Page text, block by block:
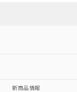
以上、m: 66mm以上
新商品情報